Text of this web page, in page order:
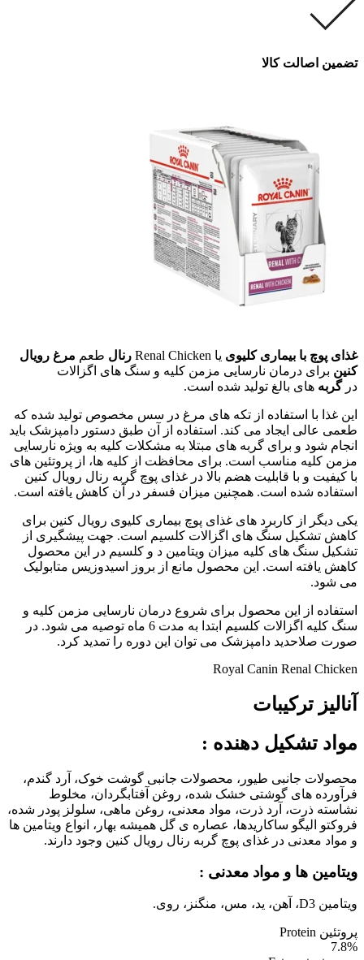
تضمین اصالت کالا
غذای پوچ با بیماری کلیوی یا Renal Chicken رنال طعم مرغ رویال
کنین برای درمان نارسایی مزمن کلیه و سنگ های اگزالات
درگربه های بالغ تولید شده است.
این غذا با استفاده از تکه های مرغ در سس مخصوص تولید شده که
طعمی عالی ایجاد می کند. استفاده از آن طبق دستور دامپزشک باید
انجام شود و برای گربه های مبتلا به مشکلات کلیه به ویژه نارسایی
مزمن کلیه مناسب است. برای محافظت از کلیه ها، از پروتئین های
با کیفیت و با قابلیت هضم بالا در غذای پوچ گربه رنال رویال کنین
استفاده شده است. همچنین میزان فسفر در آن کاهش یافته است.
یکی دیگر از کاربرد های غذای پوچ بیماری کلیوی رویال کنین برای
کاهش تشکیل سنگ های اگزالات کلسیم است. جهت پیشگیری از
تشکیل سنگ های کلیه میزان ویتامین د و کلسیم در این محصول
کاهش یافته است. این محصول مانع از بروز اسیدوزیس متابولیک
می شود.
استفاده از این محصول برای شروع درمان نارسایی مزمن کلیه و
سنگ کلیه اگزالات کلسیم ابتدا به مدت 6 ماه توصیه می شود. در
صورت صلاحدید دامپزشک می توان این دوره را تمدید کرد.
Royal Canin Renal Chicken
آنالیز ترکیبات
مواد تشکیل دهنده :
محصولات جانبی طیور، محصولات جانبی گوشت خوک، آرد گندم،
فرآورده های گوشتی خشک شده، روغن آفتابگردان، مخلوط
نشاسته ذرت، آرد ذرت، مواد معدنی، روغن ماهی، سلولز پودر شده،
فروکتو الیگو ساکاریدها، عصاره ی گل همیشه بهار، انواع ویتامین ها
و مواد معدنی در غذای پوچ گربه رنال رویال کنین وجود دارند.
ویتامین ها و مواد معدنی :
ویتامین D3، آهن، ید، مس، منگنز، روی.
پروتئین Protein
7.8%